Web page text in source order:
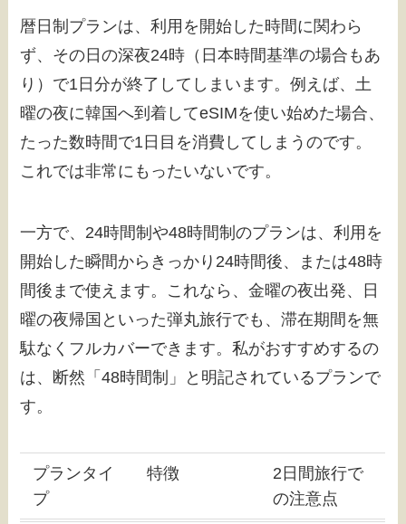
暦日制プランは、利用を開始した時間に関わら
ず、その日の深夜24時（日本時間基準の場合もあ
り）で1日分が終了してしまいます。例えば、土
曜の夜に韓国へ到着してeSIMを使い始めた場合、
たった数時間で1日目を消費してしまうのです。
これでは非常にもったいないです。
一方で、24時間制や48時間制のプランは、利用を
開始した瞬間からきっかり24時間後、または48時
間後まで使えます。これなら、金曜の夜出発、日
曜の夜帰国といった弾丸旅行でも、滞在期間を無
駄なくフルカバーできます。私がおすすめするの
は、断然「48時間制」と明記されているプランで
す。
プランタイ
プ
特徴
2日間旅行で
の注意点